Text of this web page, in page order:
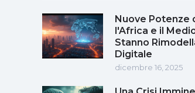
Nuove Potenze
l'Africa e il
Stanno
Digitale
dicembre 16, 2025